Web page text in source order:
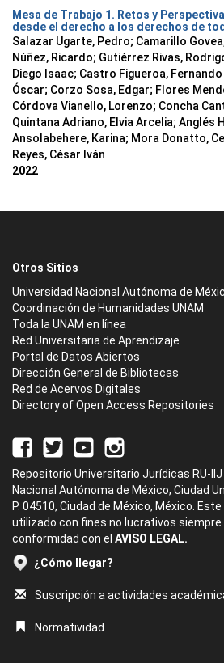
Mesa de Trabajo 1. Retos y
desde el derecho a los derechos de
Salazar Ugarte, Pedro; Camarillo
Núñez, Ricardo; Gutiérrez Rivas,
Diego Isaac; Castro Figueroa, Fernando
Óscar; Corzo Sosa, Edgar; Flores
Córdova Vianello, Lorenzo; Concha
Quintana Adriano, Elvia Arcelia; Anglés
Ansolabehere, Karina; Mora Donatto,
Reyes, César Iván
2022
Otros Sitios
Universidad Nacional Autónoma de
Coordinación de Humanidades UNAM
Toda la UNAM en línea
Red Universitaria de Aprendizaje
Portal de Datos Abiertos
Dirección General de Bibliotecas
Red de Acervos Digitales
Directory of Open Access Repositories
Repositorio Universitario Jurídicas RU-IIJ
Nacional Autónoma de México, Ciudad
P. 04510, Ciudad de México, México.
utilizado con fines no lucrativos
conformidad con el AVISO LEGAL.
¿Cómo llegar?
Suscripción a actividades
Normatividad